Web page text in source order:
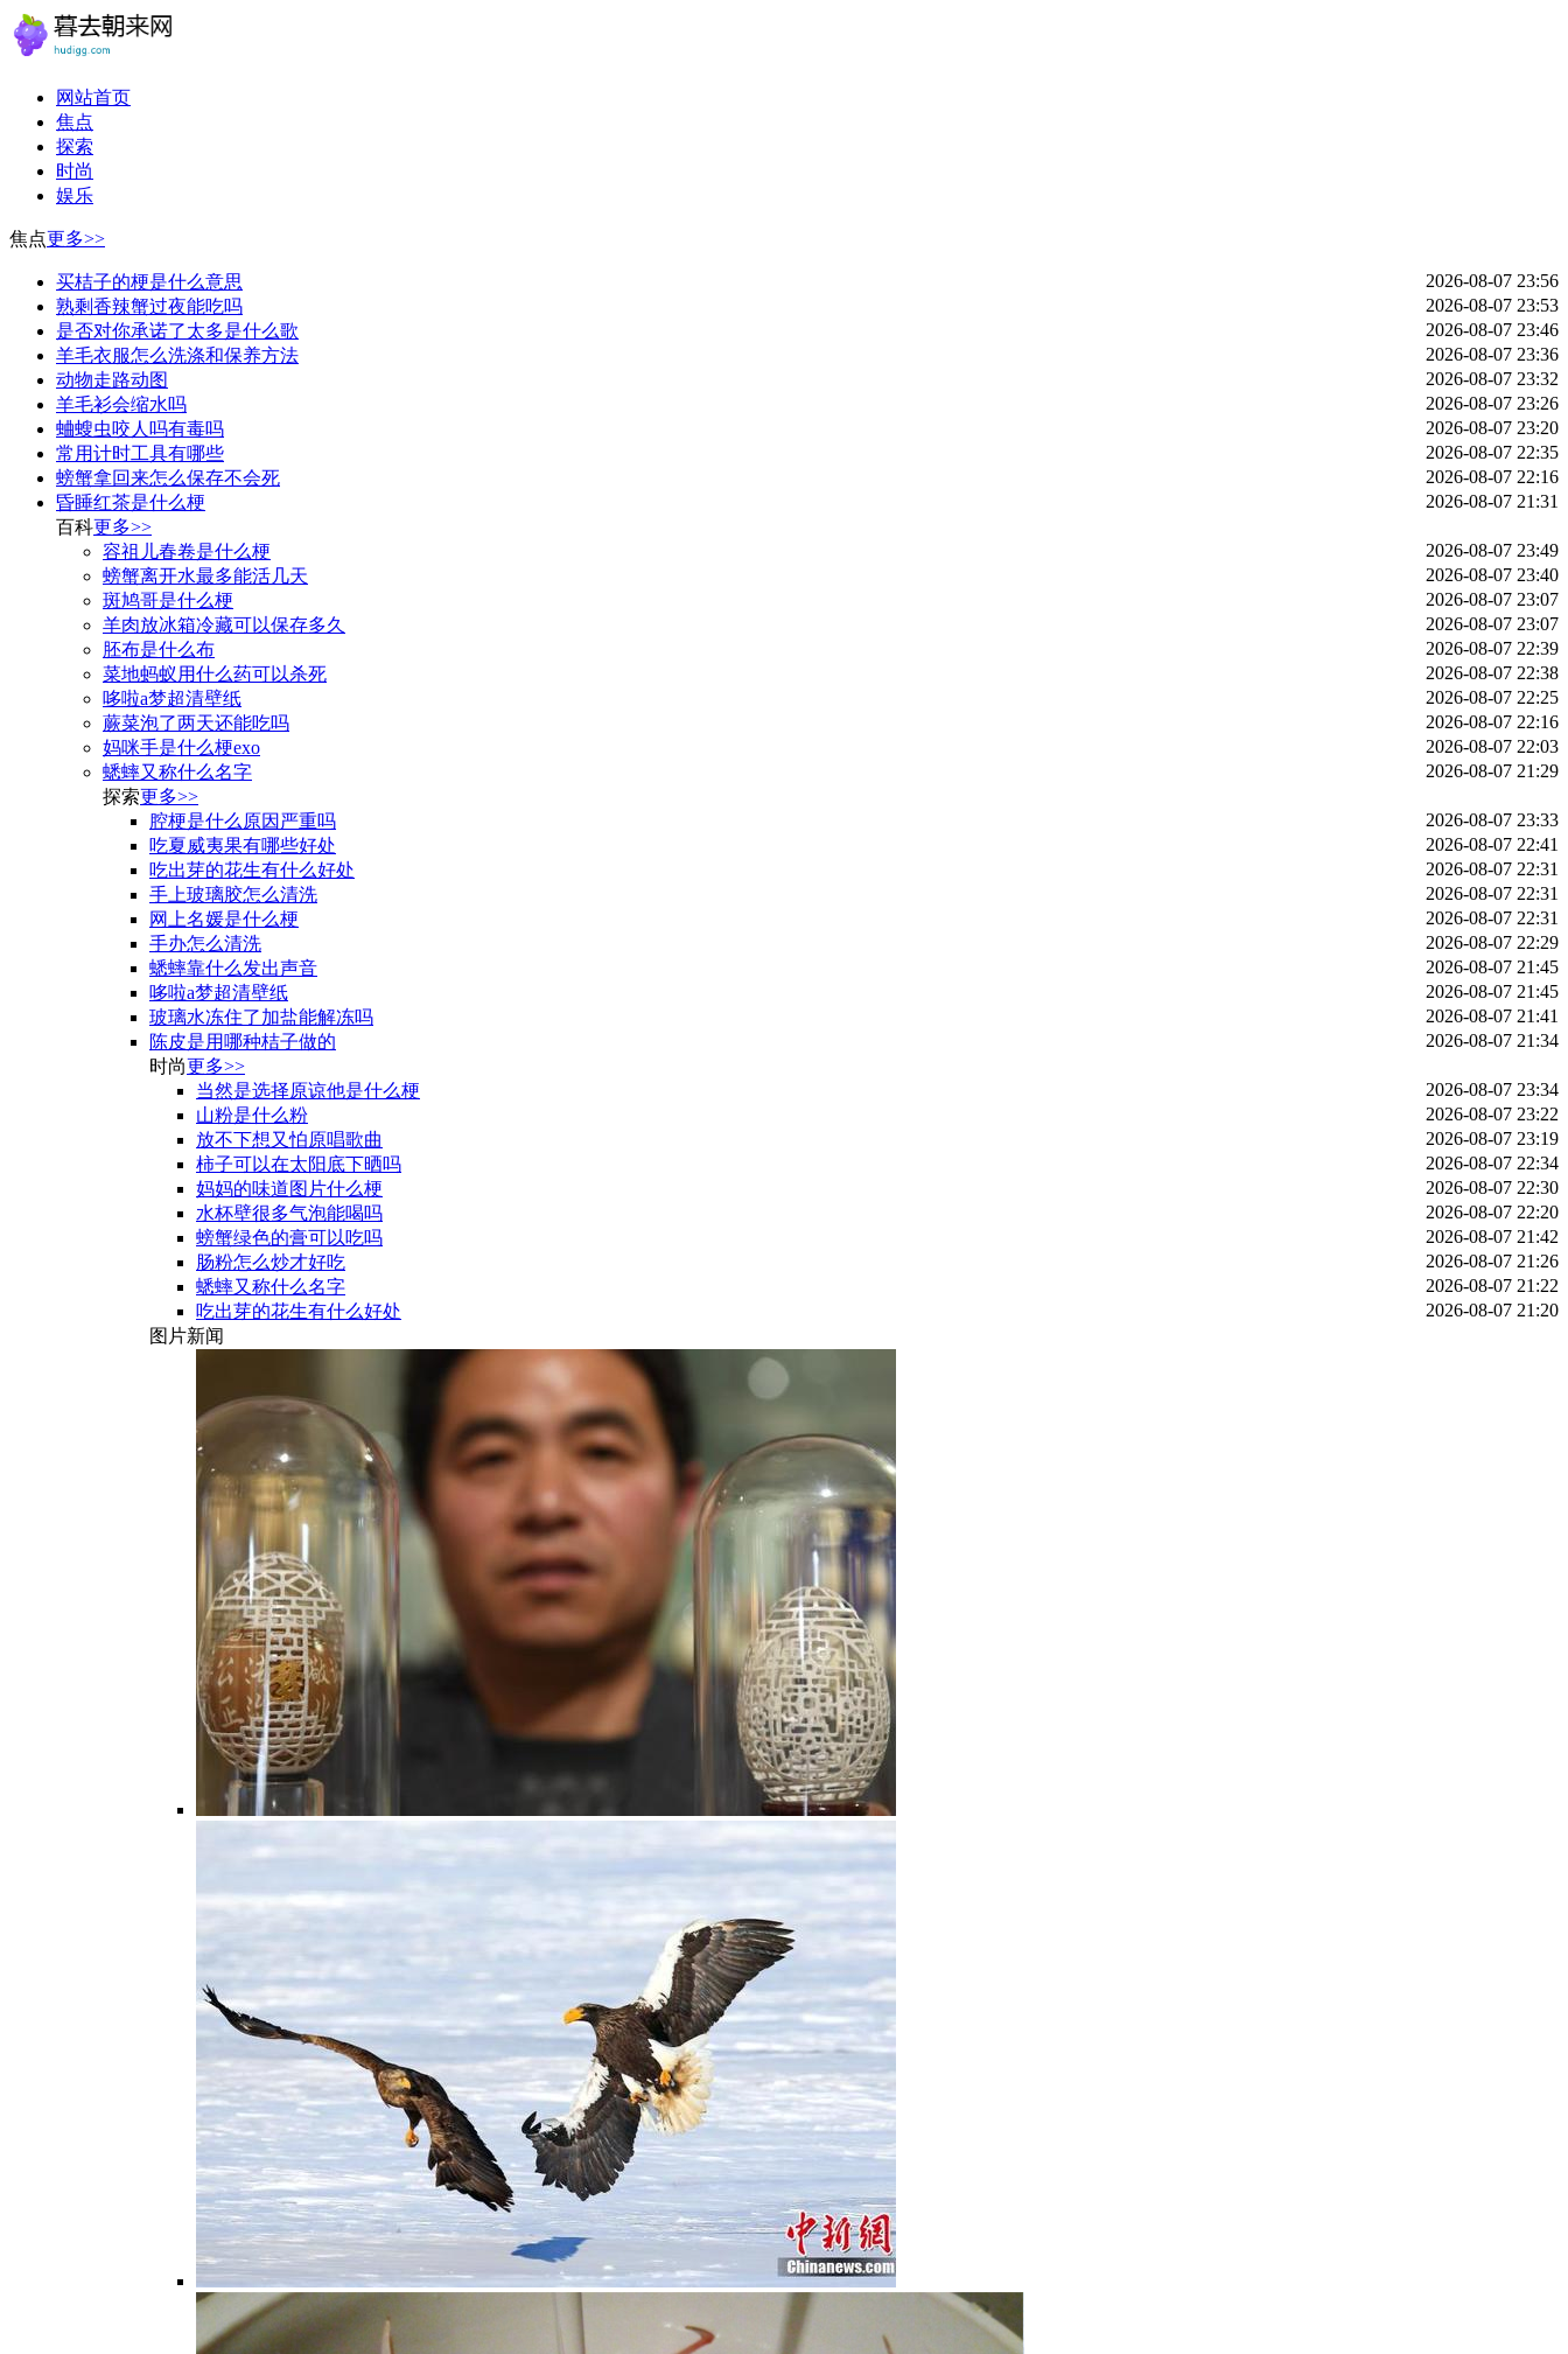
网站首页
焦点
探索
时尚
娱乐
焦点更多>>
买桔子的梗是什么意思
2026-08-07 23:56
熟剩香辣蟹过夜能吃吗
2026-08-07 23:53
是否对你承诺了太多是什么歌
2026-08-07 23:46
羊毛衣服怎么洗涤和保养方法
2026-08-07 23:36
动物走路动图
2026-08-07 23:32
羊毛衫会缩水吗
2026-08-07 23:26
蛐螋虫咬人吗有毒吗
2026-08-07 23:20
常用计时工具有哪些
2026-08-07 22:35
螃蟹拿回来怎么保存不会死
2026-08-07 22:16
昏睡红茶是什么梗
2026-08-07 21:31
百科更多>>
容祖儿春卷是什么梗
2026-08-07 23:49
螃蟹离开水最多能活几天
2026-08-07 23:40
斑鸠哥是什么梗
2026-08-07 23:07
羊肉放冰箱冷藏可以保存多久
2026-08-07 23:07
胚布是什么布
2026-08-07 22:39
菜地蚂蚁用什么药可以杀死
2026-08-07 22:38
哆啦a梦超清壁纸
2026-08-07 22:25
蕨菜泡了两天还能吃吗
2026-08-07 22:16
妈咪手是什么梗exo
2026-08-07 22:03
蟋蟀又称什么名字
2026-08-07 21:29
探索更多>>
腔梗是什么原因严重吗
2026-08-07 23:33
吃夏威夷果有哪些好处
2026-08-07 22:41
吃出芽的花生有什么好处
2026-08-07 22:31
手上玻璃胶怎么清洗
2026-08-07 22:31
网上名媛是什么梗
2026-08-07 22:31
手办怎么清洗
2026-08-07 22:29
蟋蟀靠什么发出声音
2026-08-07 21:45
哆啦a梦超清壁纸
2026-08-07 21:45
玻璃水冻住了加盐能解冻吗
2026-08-07 21:41
陈皮是用哪种桔子做的
2026-08-07 21:34
时尚更多>>
当然是选择原谅他是什么梗
2026-08-07 23:34
山粉是什么粉
2026-08-07 23:22
放不下想又怕原唱歌曲
2026-08-07 23:19
柿子可以在太阳底下晒吗
2026-08-07 22:34
妈妈的味道图片什么梗
2026-08-07 22:30
水杯壁很多气泡能喝吗
2026-08-07 22:20
螃蟹绿色的膏可以吃吗
2026-08-07 21:42
肠粉怎么炒才好吃
2026-08-07 21:26
蟋蟀又称什么名字
2026-08-07 21:22
吃出芽的花生有什么好处
2026-08-07 21:20
图片新闻